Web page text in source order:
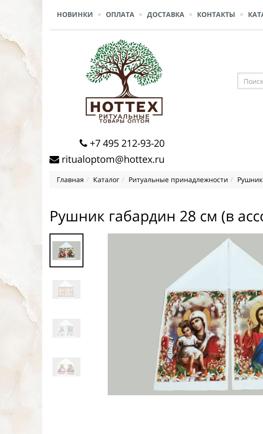
НОВИНКИ ОПЛАТА ДОСТАВКА КОНТАКТЫ
+7 495 212-93-20
ritualoptom@hottex.ru
Главная Каталог Ритуальные принадлежности
Рушник габардин 28 см (в